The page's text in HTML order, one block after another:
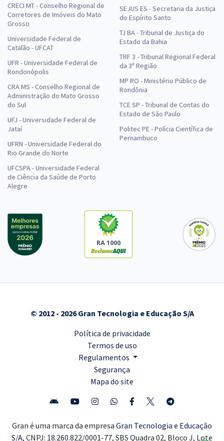
CRECI MT - Conselho Regional de
Corretores de Imóveis do Mato
Grosso
Universidade Federal de
Catalão - UFCAT
UFR - Universidade Federal de
Rondonópolis
CRA MS - Conselho Regional de
Administração do Mato Grosso
do Sul
UFJ - Universidade Federal de
Jataí
UFRN - Universidade Federal do
Rio Grande do Norte
UFCSPA - Universidade Federal
de Ciência da Saúde de Porto
Alegre
SEJUS ES - Secretaria da Justiça
do Espírito Santo
TJ BA - Tribunal de Justiça do
Estado da Bahia
TRF 3 - Tribunal Regional Federal
da 3ª Região
MP RO - Ministério Público de
Rondônia
TCE SP - Tribunal de Contas do
Estado de São Paulo
Politec PE - Polícia Científica de
Pernambuco
RA 1000
© 2012 - 2026 Gran Tecnologia e Educação S/A
Política de privacidade
Termos de uso
Regulamentos
Segurança
Mapa do site
Gran é uma marca da empresa Gran Tecnologia e Educação
S/A, CNPJ: 18.260.822/0001-77, SBS Quadra 02, Bloco J, Lote